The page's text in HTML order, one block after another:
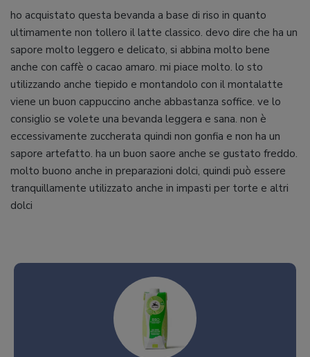
ho acquistato questa bevanda a base di riso in quanto
ultimamente non tollero il latte classico. devo dire che ha un
sapore molto leggero e delicato, si abbina molto bene
anche con caffè o cacao amaro. mi piace molto. lo sto
utilizzando anche tiepido e montandolo con il montalatte
viene un buon cappuccino anche abbastanza soffice. ve lo
consiglio se volete una bevanda leggera e sana. non è
eccessivamente zuccherata quindi non gonfia e non ha un
sapore artefatto. ha un buon saore anche se gustato freddo.
molto buono anche in preparazioni dolci, quindi può essere
tranquillamente utilizzato anche in impasti per torte e altri
dolci